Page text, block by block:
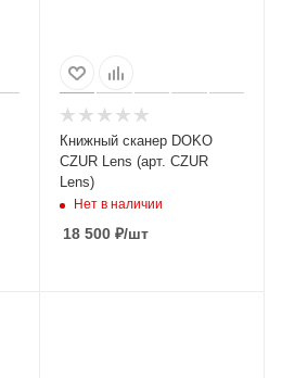
Книжный сканер DOKO
CZUR Lens (арт. CZUR
Lens)
Нет в наличии
18 500₽/шт